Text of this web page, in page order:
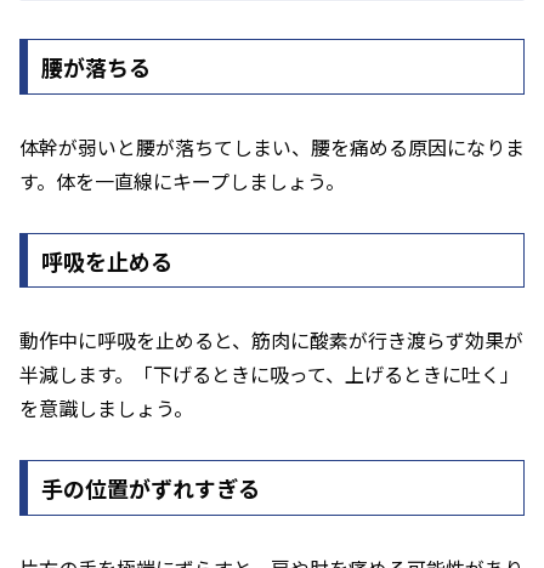
腰が落ちる
体幹が弱いと腰が落ちてしまい、腰を痛める原因になりま
す。体を一直線にキープしましょう。
呼吸を止める
動作中に呼吸を止めると、筋肉に酸素が行き渡らず効果が
半減します。「下げるときに吸って、上げるときに吐く」
を意識しましょう。
手の位置がずれすぎる